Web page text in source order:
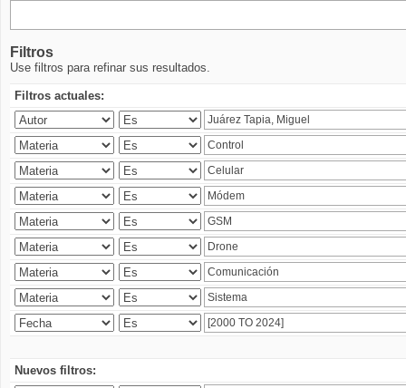
Filtros
Use filtros para refinar sus resultados.
Filtros actuales:
Nuevos filtros: